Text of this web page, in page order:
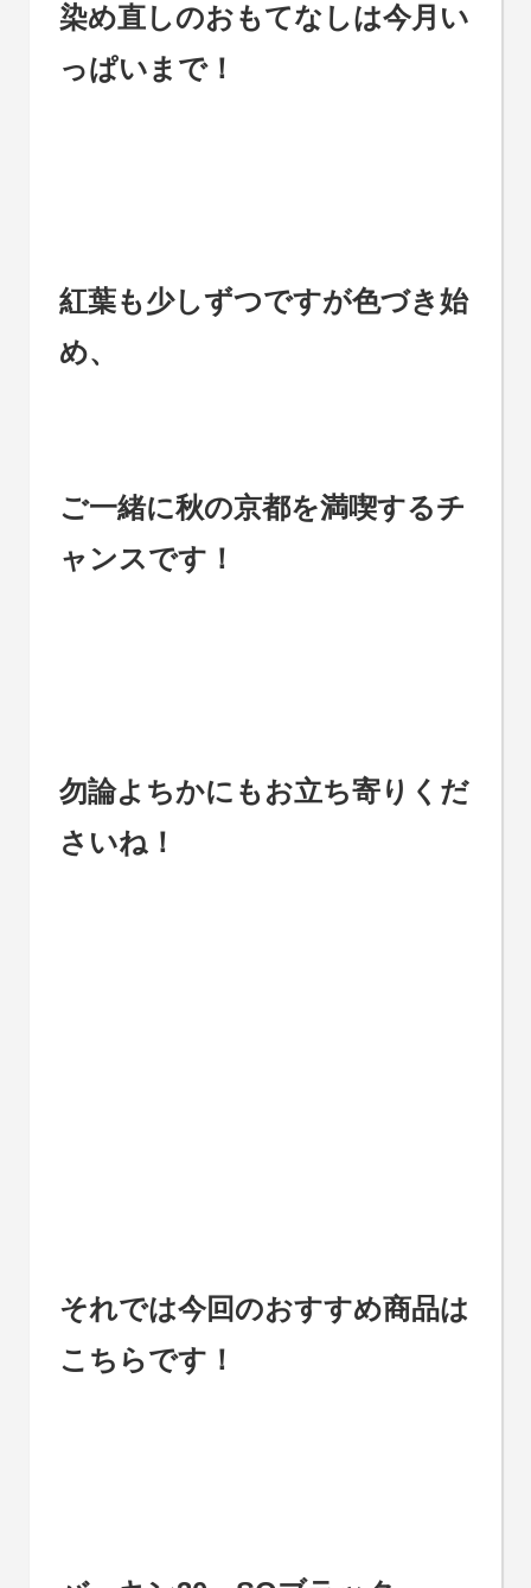
染め直しのおもてなしは今月い
っぱいまで！
紅葉も少しずつですが色づき始
め、
ご一緒に秋の京都を満喫するチ
ャンスです！
勿論よちかにもお立ち寄りくだ
さいね！
それでは今回のおすすめ商品は
こちらです！